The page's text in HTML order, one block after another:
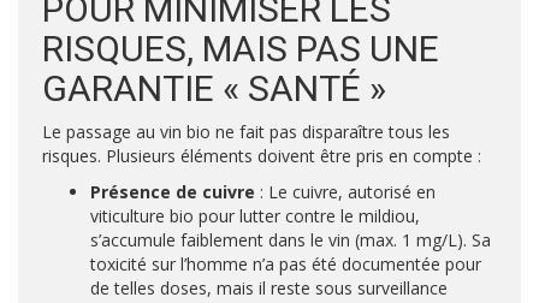
POUR MINIMISER LES
RISQUES, MAIS PAS UNE
GARANTIE « SANTÉ »
Le passage au vin bio ne fait pas disparaître tous les
risques. Plusieurs éléments doivent être pris en compte :
Présence de cuivre : Le cuivre, autorisé en
viticulture bio pour lutter contre le mildiou,
s’accumule faiblement dans le vin (max. 1 mg/L). Sa
toxicité sur l’homme n’a pas été documentée pour
de telles doses, mais il reste sous surveillance